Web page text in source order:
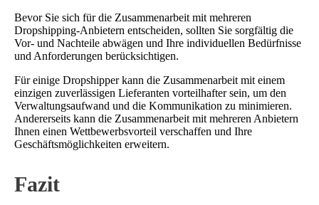
Bevor Sie sich für die Zusammenarbeit mit mehreren
Dropshipping-Anbietern entscheiden, sollten Sie sorgfältig die
Vor- und Nachteile abwägen und Ihre individuellen Bedürfnisse
und Anforderungen berücksichtigen.
Für einige Dropshipper kann die Zusammenarbeit mit einem
einzigen zuverlässigen Lieferanten vorteilhafter sein, um den
Verwaltungsaufwand und die Kommunikation zu minimieren.
Andererseits kann die Zusammenarbeit mit mehreren Anbietern
Ihnen einen Wettbewerbsvorteil verschaffen und Ihre
Geschäftsmöglichkeiten erweitern.
Fazit